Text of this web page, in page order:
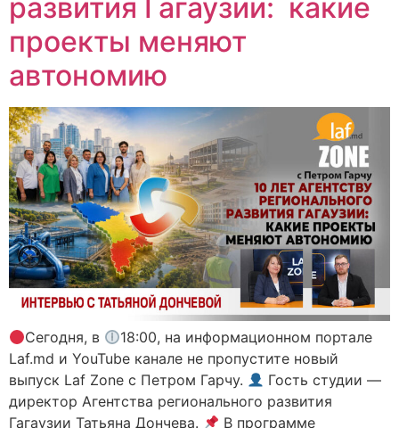
развития Гагаузии: какие
проекты меняют
автономию
Сегодня, в
18:00, на информационном портале
Laf.md и YouTube канале не пропустите новый
выпуск Laf Zone с Петром Гарчу.
Гость студии —
директор Агентства регионального развития
Гагаузии Татьяна Дончева.
В программе